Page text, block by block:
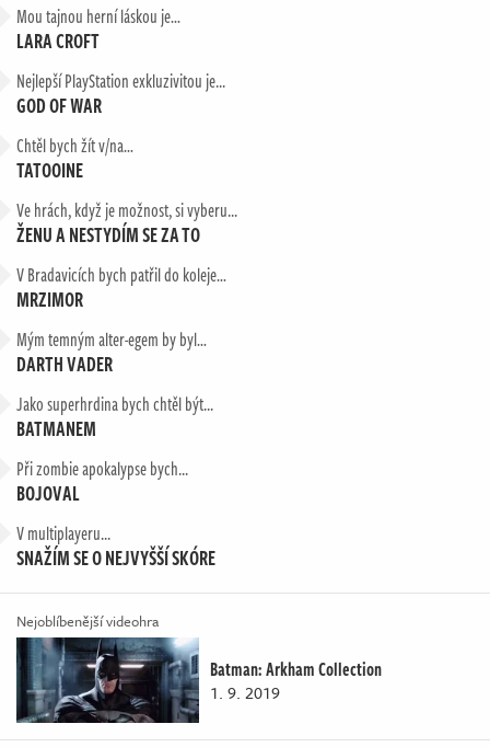
Mou tajnou herní láskou je…
LARA CROFT
Nejlepší PlayStation exkluzivitou je...
GOD OF WAR
Chtěl bych žít v/na…
TATOOINE
Ve hrách, když je možnost, si vyberu...
ŽENU A NESTYDÍM SE ZA TO
V Bradavicích bych patřil do koleje…
MRZIMOR
Mým temným alter-egem by byl…
DARTH VADER
Jako superhrdina bych chtěl být...
BATMANEM
Při zombie apokalypse bych...
BOJOVAL
V multiplayeru...
SNAŽÍM SE O NEJVYŠŠÍ SKÓRE
Nejoblíbenější videohra
Batman: Arkham Collection
1. 9. 2019